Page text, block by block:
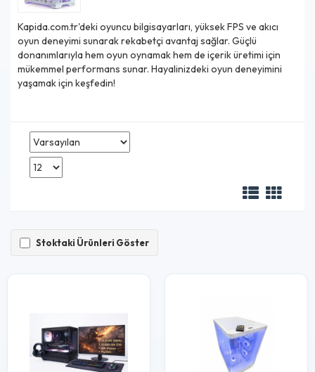
Kapida.com.tr'deki oyuncu bilgisayarları, yüksek FPS ve akıcı
oyun deneyimi sunarak rekabetçi avantaj sağlar. Güçlü
donanımlarıyla hem oyun oynamak hem de içerik üretimi için
mükemmel performans sunar. Hayalinizdeki oyun deneyimini
yaşamak için keşfedin!
Stoktaki Ürünleri Göster